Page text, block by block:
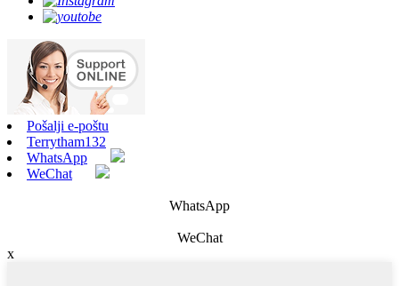
Pošalji e-poštu
Terrytham132
WhatsApp
WeChat
WhatsApp
WeChat
x